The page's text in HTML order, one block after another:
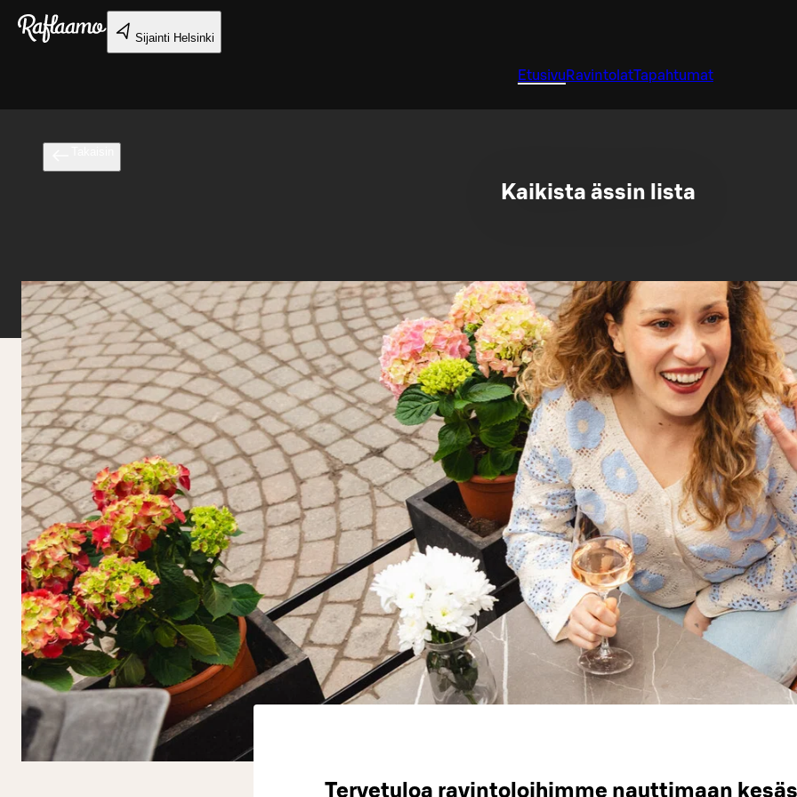
Siirry pääsisältöön
Sijainti Helsinki
Etusivu RavintolatTapahtumat
Kaikista ässin lista
Tervetuloa ravintoloihimme nauttimaan